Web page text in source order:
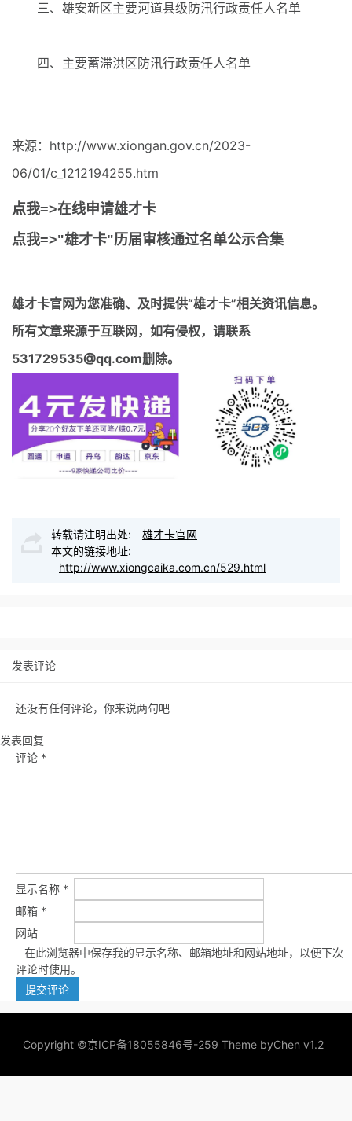
三、雄安新区主要河道县级防汛行政责任人名单
四、主要蓄滞洪区防汛行政责任人名单
来源：http://www.xiongan.gov.cn/2023-
06/01/c_1212194255.htm
点我=>在线申请雄才卡
点我=>"雄才卡"历届审核通过名单公示合集
雄才卡官网为您准确、及时提供“雄才卡”相关资讯信息。
所有文章来源于互联网，如有侵权，请联系
531729535@qq.com删除。
转载请注明出处:
雄才卡官网
本文的链接地址:
http://www.xiongcaika.com.cn/529.html
发表评论
还没有任何评论，你来说两句吧
发表回复
评论 *
显示名称 *
邮箱 *
网站
在此浏览器中保存我的显示名称、邮箱地址和网站地址，以便下次
评论时使用。
Copyright ©京ICP备18055846号-259 Theme byChen v1.2